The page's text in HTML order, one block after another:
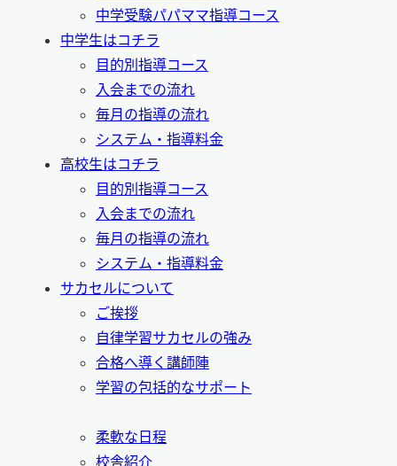
中学受験パパママ指導コース
中学生はコチラ
目的別指導コース
入会までの流れ
毎月の指導の流れ
システム・指導料金
高校生はコチラ
目的別指導コース
入会までの流れ
毎月の指導の流れ
システム・指導料金
サカセルについて
ご挨拶
自律学習サカセルの強み
合格へ導く講師陣
学習の包括的なサポート
柔軟な日程
校舎紹介